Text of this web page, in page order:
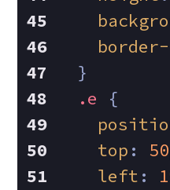
  }
.e {
top :
left :